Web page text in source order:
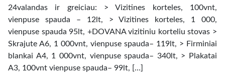
24valandas ir greiciau: > Vizitines korteles, 100vnt,
vienpuse spauda – 12lt, > Vizitines korteles, 1 000,
vienpuse spauda 95lt, +DOVANA vizitiniu korteliu stovas >
Skrajute A6, 1 000vnt, vienpuse spauda– 119lt, > Firminiai
blankai A4, 1 000vnt, vienpuse spauda– 340lt, > Plakatai
A3, 100vnt vienpuse spauda– 99lt, […]